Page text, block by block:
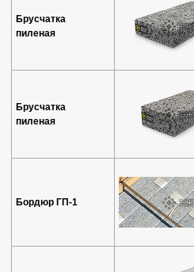
Брусчатка
пиленая
Брусчатка
пиленая
Бордюр ГП-1